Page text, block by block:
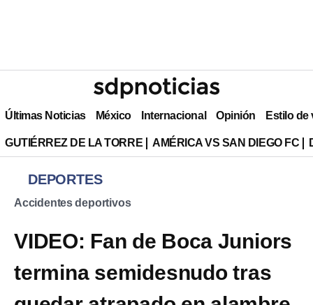
Últimas Noticias México Internacional Opinión Estilo de
GUTIÉRREZ DE LA TORRE AMÉRICA VS SAN DIEGO FC
DEPORTES
Accidentes deportivos
VIDEO: Fan de Boca Juniors
termina semidesnudo tras